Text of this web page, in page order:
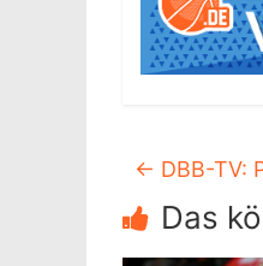
← DBB-TV:
Das